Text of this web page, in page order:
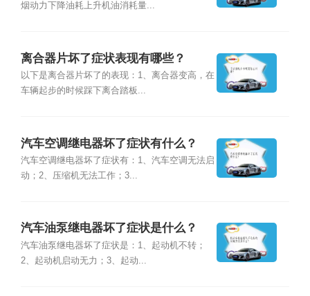
烟动力下降油耗上升机油消耗量...
离合器片坏了症状表现有哪些？
以下是离合器片坏了的表现：1、离合器变高，在
车辆起步的时候踩下离合踏板...
汽车空调继电器坏了症状有什么？
汽车空调继电器坏了症状有：1、汽车空调无法启
动；2、压缩机无法工作；3...
汽车油泵继电器坏了症状是什么？
汽车油泵继电器坏了症状是：1、起动机不转；
2、起动机启动无力；3、起动...